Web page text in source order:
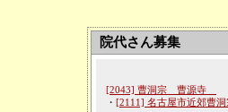
院代さん募集
[2043] 曹洞宗 曹源寺
・ [2111] 名古屋市近郊曹洞